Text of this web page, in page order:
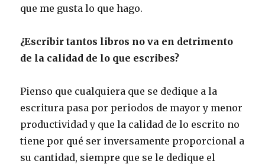
que me gusta lo que hago.
¿Escribir tantos libros no va en detrimento
de la calidad de lo que escribes?
Pienso que cualquiera que se dedique a la
escritura pasa por periodos de mayor y menor
productividad y que la calidad de lo escrito no
tiene por qué ser inversamente proporcional a
su cantidad, siempre que se le dedique el